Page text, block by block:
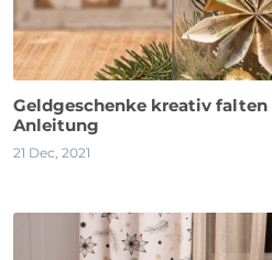
Geldgeschenke kreativ
Anleitung
21 Dec, 2021